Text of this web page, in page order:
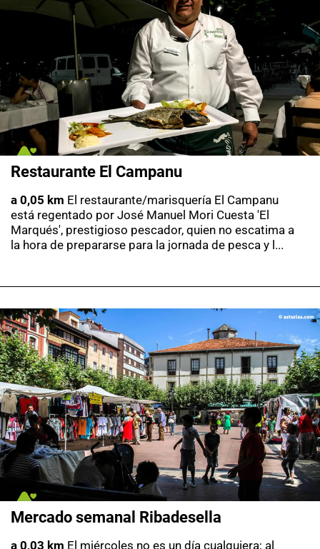
Restaurante El Campanu
a 0,05 km El restaurante/marisquería El Campanu
está regentado por José Manuel Mori Cuesta 'El
Marqués', prestigioso pescador, quien no escatima a
la hora de prepararse para la jornada de pesca y l...
Mercado semanal Ribadesella
a 0,03 km El miércoles no es un día cualquiera; al